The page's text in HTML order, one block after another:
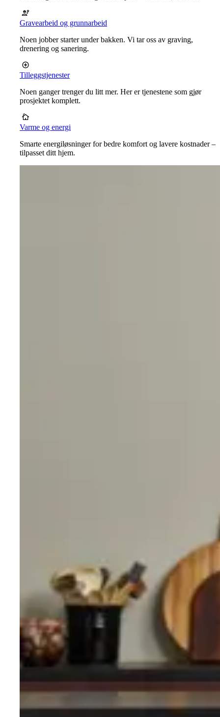
Gravearbeid og grunnarbeid
Noen jobber starter under bakken. Vi tar oss av graving,
drenering og sanering.
Tilleggstjenester
Noen ganger trenger du litt mer. Her er tjenestene som gjør
prosjektet komplett.
Varme og energi
Smarte energiløsninger for bedre komfort og lavere kostnader –
tilpasset ditt hjem.